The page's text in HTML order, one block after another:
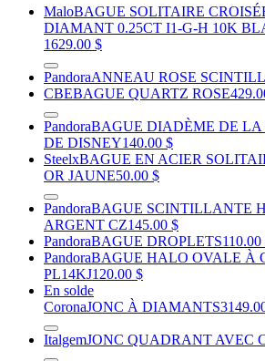
MaloBAGUE SOLITAIRE
DIAMANT 0.25CT I1-G-H 10K
1629.00 $
PandoraANNEAU ROSE
CBEBAGUE QUARTZ ROSE
PandoraBAGUE DIADÈME DE LA
DE DISNEY140.00 $
SteelxBAGUE EN ACIER
OR JAUNE50.00 $
PandoraBAGUE SCINTILLANTE
ARGENT CZ145.00 $
PandoraBAGUE DROPLETS110.00
PandoraBAGUE HALO OVALE À
PL14KJ120.00 $
En solde
CoronaJONC À DIAMANTS
ItalgemJONC QUADRANT AVEC